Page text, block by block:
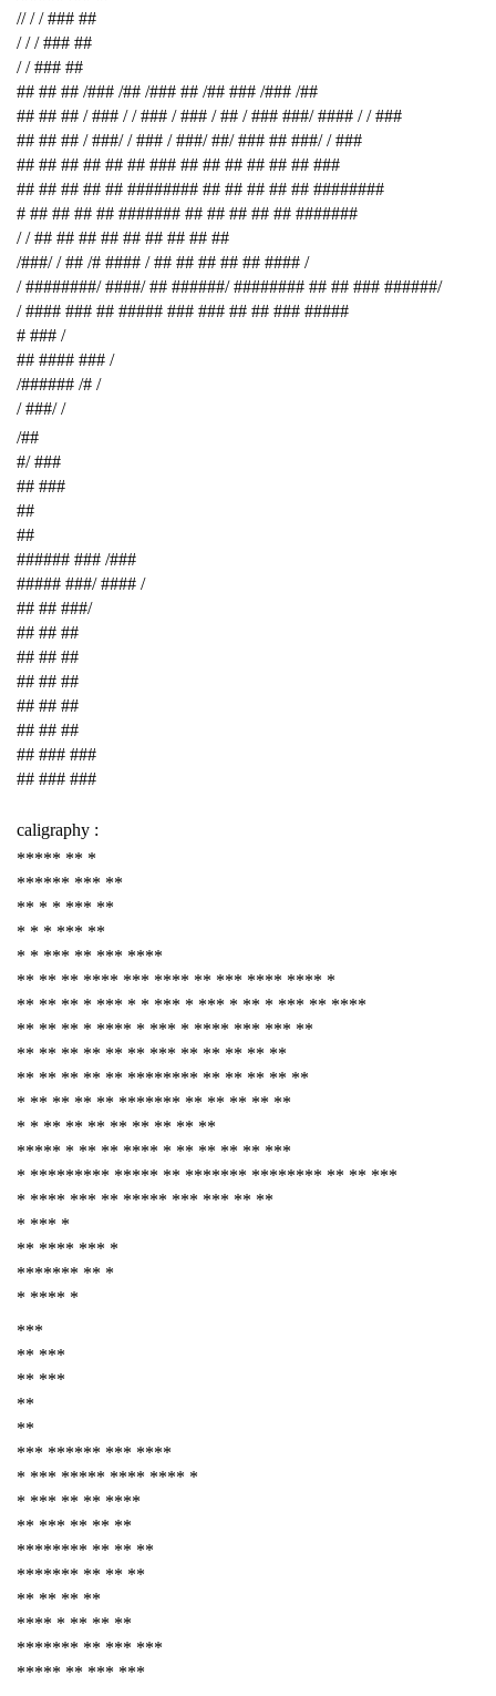
// / / ### ##
/ / / ### ##
/ / ### ##
## ## ## /### /## /### ## /## ### /### /##
## ## ## / ### / / ### / ### / ## / ### ###/ #### / / ###
## ## ## / ###/ / ### / ###/ ##/ ### ## ###/ / ###
## ## ## ## ## ## ### ## ## ## ## ## ## ###
## ## ## ## ## ######## ## ## ## ## ## ########
# ## ## ## ## ####### ## ## ## ## ## #######
/ / ## ## ## ## ## ## ## ## ##
/###/ / ## /# #### / ## ## ## ## ## #### /
/ ########/ ####/ ## ######/ ######## ## ## ### ######/
/ #### ### ## ##### ### ### ## ## ### #####
# ### /
## #### ### /
/###### /# /
/ ###/ /
/##
#/ ###
## ###
##
##
###### ### /###
##### ###/ #### /
## ## ###/
## ## ##
## ## ##
## ## ##
## ## ##
## ## ##
## ### ###
## ### ###
caligraphy :
***** ** *
****** *** **
** * * *** **
* * * *** **
* * *** ** *** ****
** ** ** **** *** **** ** *** **** **** *
** ** ** * *** * * *** * *** * ** * *** ** ****
** ** ** * **** * *** * **** *** *** **
** ** ** ** ** ** *** ** ** ** ** **
** ** ** ** ** ******** ** ** ** ** **
* ** ** ** ** ******* ** ** ** ** **
* * ** ** ** ** ** ** ** **
***** * ** ** **** * ** ** ** ** ***
* ********* ***** ** ******* ******** ** ** ***
* **** *** ** ***** *** *** ** **
* *** *
** **** *** *
******* ** *
* **** *
***
** ***
** ***
**
**
*** ****** *** ****
* *** ***** **** **** *
* *** ** ** ****
** *** ** ** **
******** ** ** **
******* ** ** **
** ** ** **
**** * ** ** **
******* ** *** ***
***** ** *** ***